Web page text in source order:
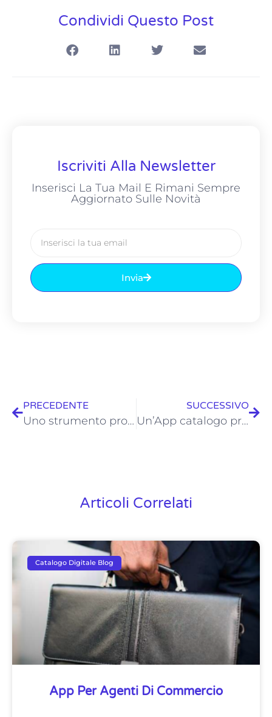
Condividi Questo Post
Iscriviti Alla Newsletter
Inserisci La Tua Mail E Rimani Sempre
Aggiornato Sulle Novità
Invia
PRECEDENTE
Uno strumento professionale per i venditori per poter vendere di più e meglio
SUCCESSIVO
Un’App catalogo prodotti pensata da Agenti per Agenti
Articoli Correlati
Catalogo Digitale Blog
App Per Agenti Di Commercio